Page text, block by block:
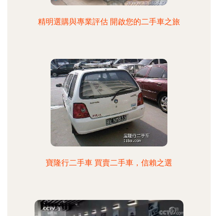
精明選購與專業評估 開啟您的二手車之旅
寶隆行二手車 買賣二手車，信賴之選